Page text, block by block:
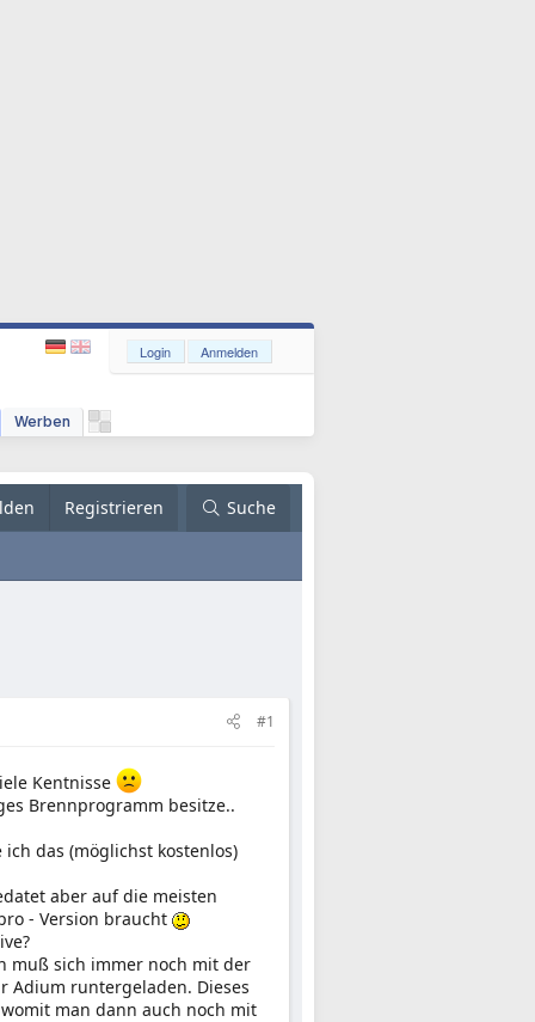
Werben
Login Anmelden
Registrieren Suche
#1
Kentnisse
Brennprogramm besitze..
das (möglichst kostenlos)
aber auf die meisten
- Version braucht
muß sich immer noch mit der
Adium runtergeladen. Dieses
man dann auch noch mit